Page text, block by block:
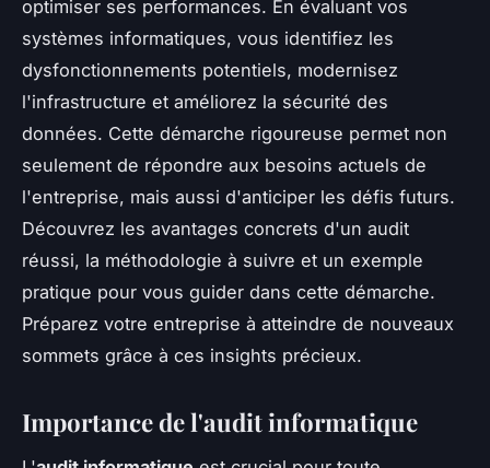
optimiser ses performances. En évaluant vos
systèmes informatiques, vous identifiez les
dysfonctionnements potentiels, modernisez
l'infrastructure et améliorez la sécurité des
données. Cette démarche rigoureuse permet non
seulement de répondre aux besoins actuels de
l'entreprise, mais aussi d'anticiper les défis futurs.
Découvrez les avantages concrets d'un audit
réussi, la méthodologie à suivre et un exemple
pratique pour vous guider dans cette démarche.
Préparez votre entreprise à atteindre de nouveaux
sommets grâce à ces insights précieux.
Importance de l'audit informatique